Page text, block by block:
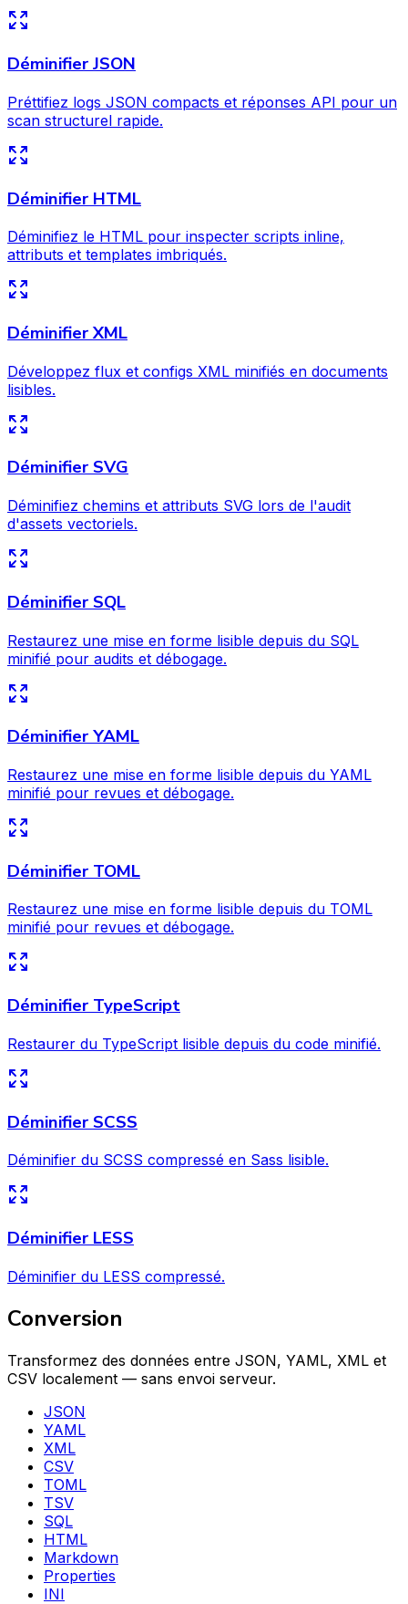
Déminifier JSON
Préttifiez logs JSON compacts et réponses API pour un
scan structurel rapide.
Déminifier HTML
Déminifiez le HTML pour inspecter scripts inline,
attributs et templates imbriqués.
Déminifier XML
Développez flux et configs XML minifiés en documents
lisibles.
Déminifier SVG
Déminifiez chemins et attributs SVG lors de l'audit
d'assets vectoriels.
Déminifier SQL
Restaurez une mise en forme lisible depuis du SQL
minifié pour audits et débogage.
Déminifier YAML
Restaurez une mise en forme lisible depuis du YAML
minifié pour revues et débogage.
Déminifier TOML
Restaurez une mise en forme lisible depuis du TOML
minifié pour revues et débogage.
Déminifier TypeScript
Restaurer du TypeScript lisible depuis du code minifié.
Déminifier SCSS
Déminifier du SCSS compressé en Sass lisible.
Déminifier LESS
Déminifier du LESS compressé.
Conversion
Transformez des données entre JSON, YAML, XML et
CSV localement — sans envoi serveur.
JSON
YAML
XML
CSV
TOML
TSV
SQL
HTML
Markdown
Properties
INI